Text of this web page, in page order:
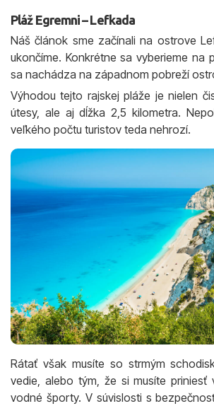
Pláž Egremni – Lefkada
Náš článok sme začínali na ostrove
ukončíme. Konkrétne sa vyberieme na
sa nachádza na západnom pobreží
Výhodou tejto rajskej pláže je nielen
útesy, ale aj dĺžka 2,5 kilometra.
veľkého počtu turistov teda nehrozí.
Rátať však musíte so strmým
vedie, alebo tým, že si musíte priniesť
vodné športy. V súvislosti s